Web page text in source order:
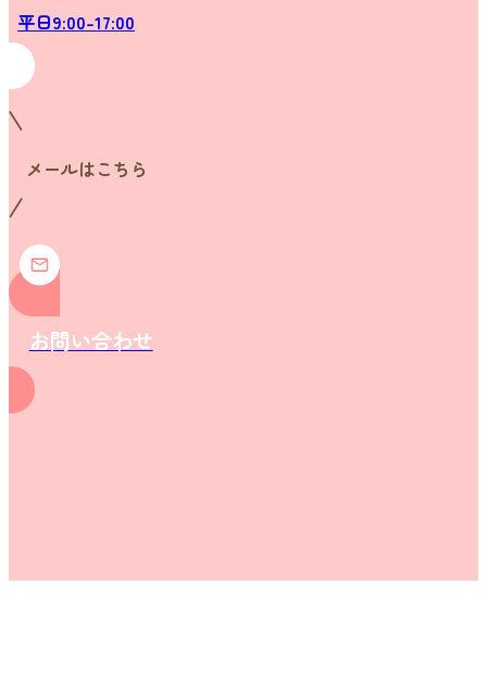
平日9:00-17:00
メールはこちら
お問い合わせ